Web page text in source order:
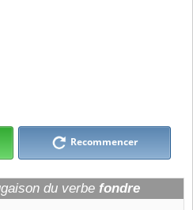
Recommencer
du verbe fondre